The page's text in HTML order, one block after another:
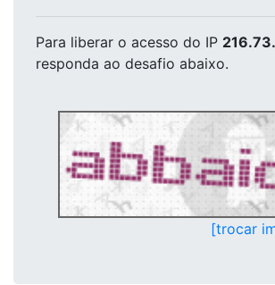
Para liberar o acesso do IP
responda ao desafio abaixo.
[trocar